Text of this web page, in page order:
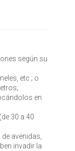
según su
etc.; o
en
30 a 40
avenidas,
invadir la